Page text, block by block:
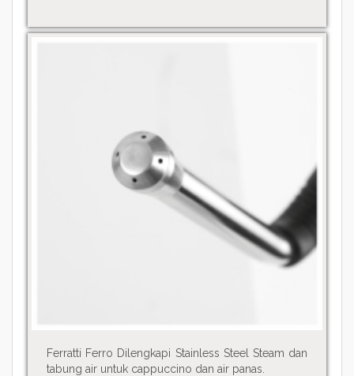
Ferratti Ferro Dilengkapi Stainless Steel Steam dan
tabung air untuk cappuccino dan air panas.